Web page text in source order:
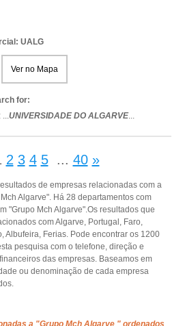
UALG
Ver no Mapa
for:
...UNIVERSIDADE DO ALGARVE...
2 3 4 5 ... 40 »
de empresas relacionadas com a
Algarve". Há 28 departamentos com
"Grupo Mch Algarve".Os resultados que
com Algarve, Portugal, Faro,
Albufeira, Ferias. Pode encontrar os 1200
pesquisa com o telefone, direção e
das empresas. Baseamos em
ou denominação de cada empresa
a "Grupo Mch Algarve " ordenados